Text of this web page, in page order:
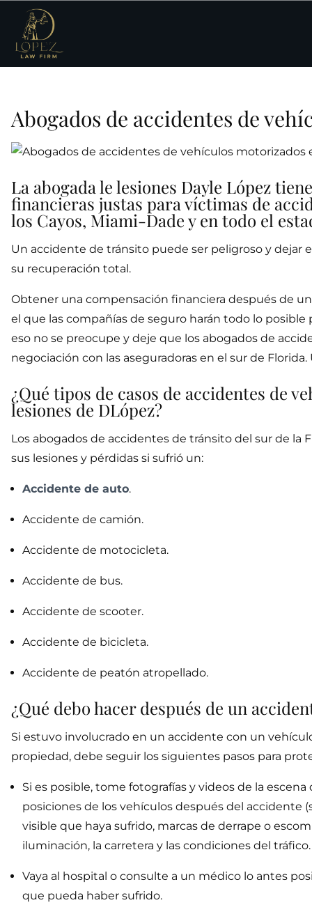
Abogados de accidentes de
La abogada le lesiones Dayle López
financieras justas para víctimas de
los Cayos, Miami-Dade y en todo el
Un accidente de tránsito puede ser peligroso y dejar
su recuperación total.
Obtener una compensación financiera después de
el que las compañías de seguro harán todo lo
eso no se preocupe y deje que los abogados de
negociación con las aseguradoras en el sur de
¿Qué tipos de casos de accidentes de
lesiones de DLópez?
Los abogados de accidentes de tránsito del sur de la
sus lesiones y pérdidas si sufrió un:
Accidente de auto.
Accidente de camión.
Accidente de motocicleta.
Accidente de bus.
Accidente de scooter.
Accidente de bicicleta.
Accidente de peatón atropellado.
¿Qué debo hacer después de un
Si estuvo involucrado en un accidente con un
propiedad, debe seguir los siguientes pasos para
Si es posible, tome fotografías y videos de la
posiciones de los vehículos después del accidente
visible que haya sufrido, marcas de derrape o
iluminación, la carretera y las condiciones del tráfico.
Vaya al hospital o consulte a un médico lo antes
que pueda haber sufrido.